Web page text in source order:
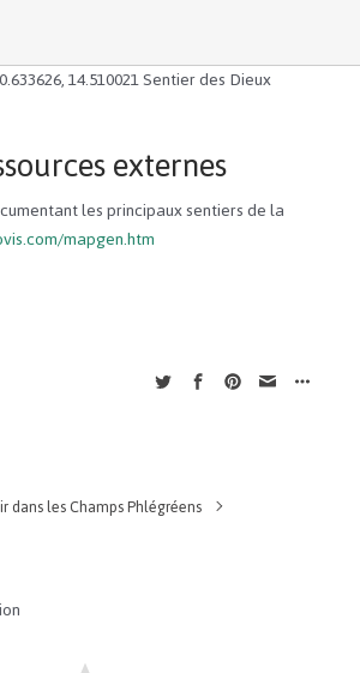
,14.510021Sentier des Dieux
externes
les principaux sentiers de la
mapgen.htm
dans les Champs Phlégréens